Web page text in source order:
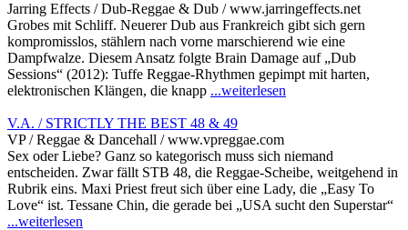
Jarring Effects / Dub-Reggae & Dub / www.jarringeffects.net
Grobes mit Schliff. Neuerer Dub aus Frankreich gibt sich gern
kompromisslos, stählern nach vorne marschierend wie eine
Dampfwalze. Diesem Ansatz folgte Brain Damage auf „Dub
Sessions“ (2012): Tuffe Reggae-Rhythmen gepimpt mit harten,
elektronischen Klängen, die knapp ...weiterlesen
V.A. / STRICTLY THE BEST 48 & 49
VP / Reggae & Dancehall / www.vpreggae.com
Sex oder Liebe? Ganz so kategorisch muss sich niemand
entscheiden. Zwar fällt STB 48, die Reggae-Scheibe, weitgehend in
Rubrik eins. Maxi Priest freut sich über eine Lady, die „Easy To
Love“ ist. Tessane Chin, die gerade bei „USA sucht den Superstar“
...weiterlesen